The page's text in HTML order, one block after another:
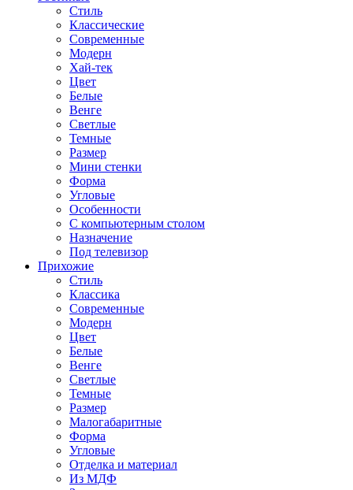
Стиль
Классические
Современные
Модерн
Хай-тек
Цвет
Белые
Венге
Светлые
Темные
Размер
Мини стенки
Форма
Угловые
Особенности
С компьютерным столом
Назначение
Под телевизор
Прихожие
Стиль
Классика
Современные
Модерн
Цвет
Белые
Венге
Светлые
Темные
Размер
Малогабаритные
Форма
Угловые
Отделка и материал
Из МДФ